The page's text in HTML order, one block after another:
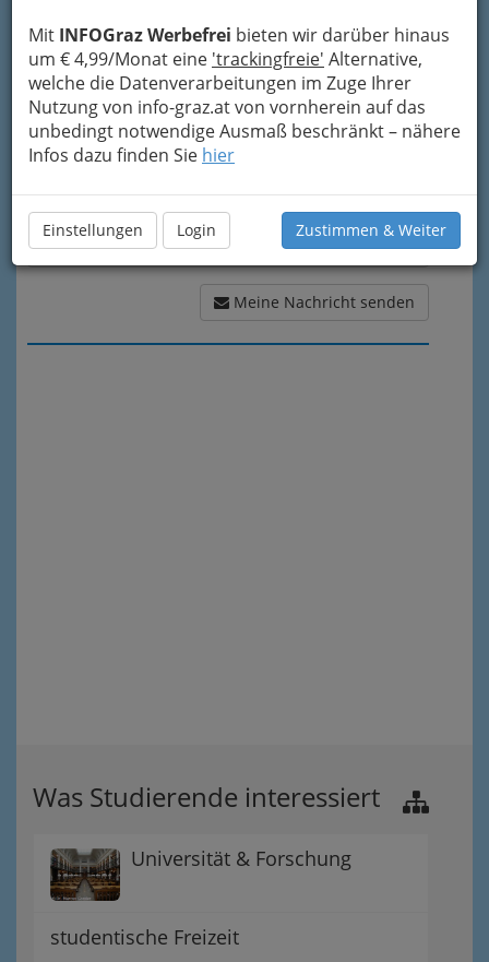
Mit INFOGraz Werbefrei bieten wir darüber hinaus
um € 4,99/Monat eine 'trackingfreie' Alternative,
welche die Datenverarbeitungen im Zuge Ihrer
Nutzung von info-graz.at von vornherein auf das
unbedingt notwendige Ausmaß beschränkt – nähere
Infos dazu finden Sie hier
Einstellungen Login Zustimmen & Weiter
Meine Nachricht
Meine Nachricht senden
Was Studierende interessiert
Universität & Forschung
studentische Freizeit